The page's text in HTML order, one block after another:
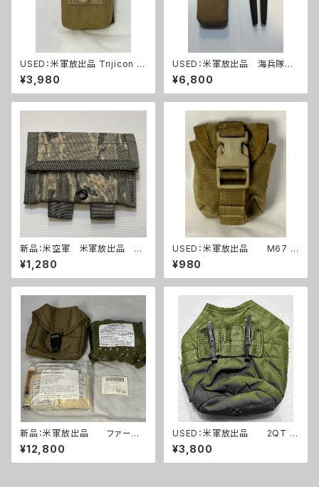
USED：米軍放出品 Trijicon A
COG RCO トリジコン アコグ
ポーチ タンカラー(A288)
¥3,980
USED：米軍放出品 海兵隊
ワイヤーカッター+ポーチ(A0
264)
¥6,800
新品：米空軍 米軍放出品 デ
ジタルタイガー迷彩 ABU ユー
ティリティーポーチ(A0263)
¥1,280
USED：米軍放出品 M67 グ
レネードポーチ コヨーテ USM
C 海兵隊(A0262)
¥980
新品：米軍放出品 ファースト
エイドキット トラウマキット
フルセット(A0261)
¥12,800
USED：米軍放出品 2QT キ
ャンティーンポーチ OD(A025
3)
¥3,800